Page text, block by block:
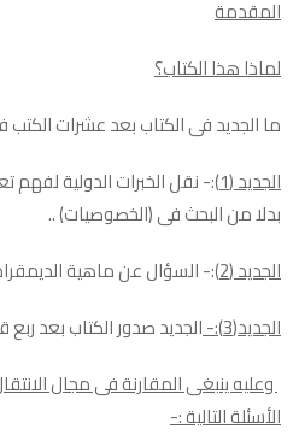
المقدمة
لماذا هذا الكتاب؟
ما الجديد فى الكتاب بعد عشرات
الجديد (1 ):- نقل الخبرات الدولية لفهم
بدلا من البحث فى (الخصوصيات) ..
الجديد (2) :- السؤال عن ماهية
الجديد(3):-
الجديد صدور الكتاب بعد
وعليه ينبغى المقارنة فى مجال
الأسئلة التالية :-